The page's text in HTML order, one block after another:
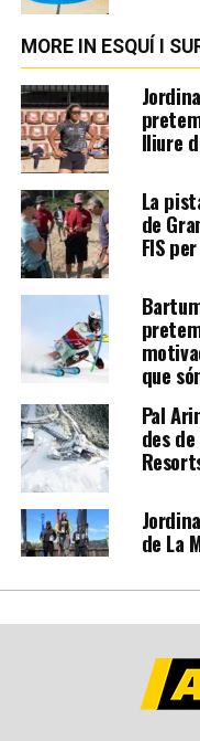
MORE IN ESQUÍ I
lliure
La
de
FIS
que
Pal
des
de La